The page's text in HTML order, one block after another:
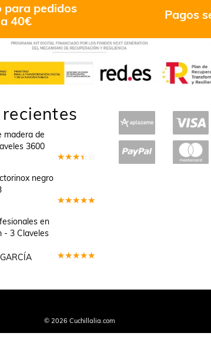
para pedidos
40€
Pagos
madera de
3600
negro
en
- 3 Claveles
© 2026 Cuchillalia.com